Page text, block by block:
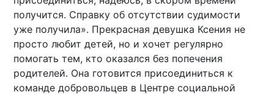
получится. Справку об отсутствии судимости
уже получила». Прекрасная девушка Ксения не
просто любит детей, но и хочет регулярно
помогать тем, кто оказался без попечения
родителей. Она готовится присоединиться к
команде добровольцев в Центре социальной